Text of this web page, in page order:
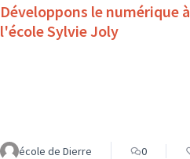
Développons le numérique à
l'école Sylvie Joly
école de Dierre 0